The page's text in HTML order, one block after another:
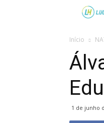
Início
1 de junho